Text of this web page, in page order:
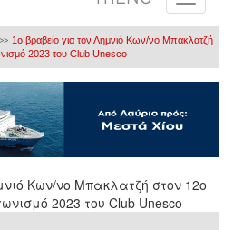
>> 1ο βραβείο για τον Λημνιό Κων/νο Μπακλατζή
2023 του Club Unesco